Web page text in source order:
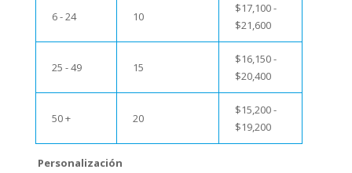
6 - 24 10
$17,100-
$21,600
25 - 49 15
$16,150-
$20,400
50 + 20
$15,200-
$19,200
Personalización